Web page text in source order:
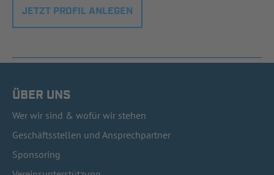
JETZT PROFIL ANLEGEN
ÜBER UNS
Wer wir sind & wofür wir stehen
Geschäftsstellen und Ansprechpartner
Sponsoring